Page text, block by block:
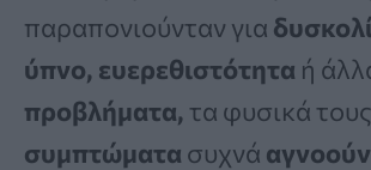
παραπονιούνταν για
ύπνο, ευερεθιστότητα ή
προβλήματα, τα φυσικά τους
συμπτώματα συχνά